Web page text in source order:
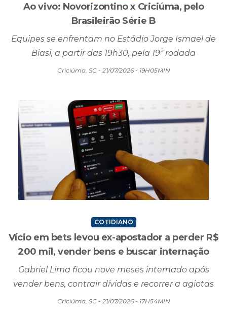
Ao vivo: Novorizontino x Criciúma, pelo
Brasileirão Série B
Equipes se enfrentam no Estádio Jorge Ismael de
Biasi, a partir das 19h30, pela 19ª rodada
Criciúma, SC - 21/07/2026 - 19H05MIN
COTIDIANO
Vício em bets levou ex-apostador a perder R$
200 mil, vender bens e buscar internação
Gabriel Lima ficou nove meses internado após
vender bens, contrair dívidas e recorrer a agiotas
Criciúma, SC - 21/07/2026 - 17H54MIN